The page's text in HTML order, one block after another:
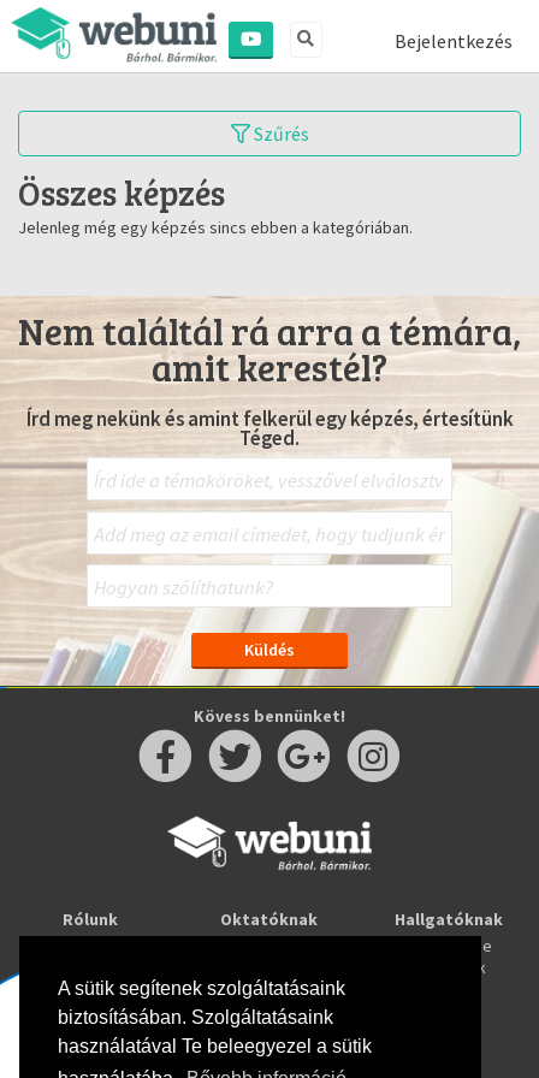
A sütik segítenek szolgáltatásaink
biztosításában. Szolgáltatásaink
használatával Te beleegyezel a sütik
Bejelentkezés
Szűrés
Összes képzés
Jelenleg még egy képzés sincs ebben a kategóriában.
Nem találtál rá arra a témára,
amit kerestél?
Írd meg nekünk és amint felkerül egy képzés, értesítünk
Téged.
Kövess bennünket!
Rólunk
Oktatóknak
Webuni Stúdió
Hallgatóknak
Tanulj online
Képzések
Info
Adatkezelési tájékoztató
ÁSZF